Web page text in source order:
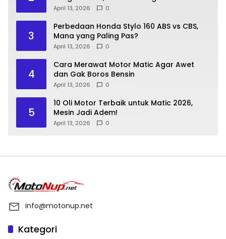
April 13, 2026 0
3
Perbedaan Honda Stylo 160 ABS vs CBS,
Mana yang Paling Pas?
April 13, 2026 0
4
Cara Merawat Motor Matic Agar Awet
dan Gak Boros Bensin
April 13, 2026 0
5
10 Oli Motor Terbaik untuk Matic 2026,
Mesin Jadi Adem!
April 13, 2026 0
info@motonup.net
Kategori